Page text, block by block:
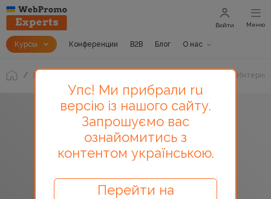
Курсы Конференции B2B Блог О нас
Войти Меню
Блог Зачем бизнесу детально определять свои ЦА в
Упс! Ми прибрали ru
версію із нашого сайту.
Запрошуємо вас
ознайомитись з
контентом українською.
Перейти на